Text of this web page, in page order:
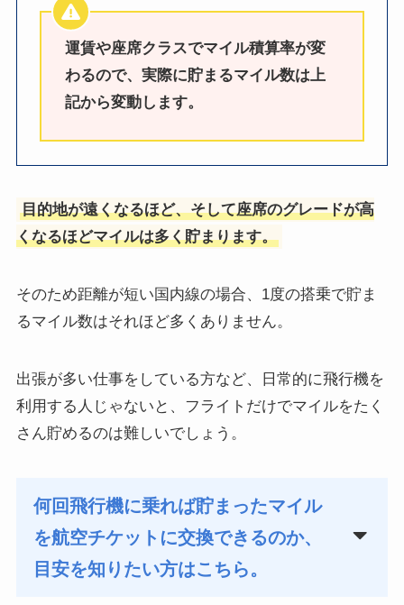
運賃や座席クラスでマイル積算率が変
わるので、実際に貯まるマイル数は上
記から変動します。
目的地が遠くなるほど、そして座席のグレードが高
くなるほどマイルは多く貯まります。
そのため距離が短い国内線の場合、1度の搭乗で貯ま
るマイル数はそれほど多くありません。
出張が多い仕事をしている方など、日常的に飛行機を
利用する人じゃないと、フライトだけでマイルをたく
さん貯めるのは難しいでしょう。
何回飛行機に乗れば貯まったマイル
を航空チケットに交換できるのか、
目安を知りたい方はこちら。